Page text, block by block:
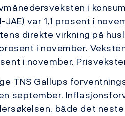
i
JAE) var 1,1 prosent i
direkte virkning på
i november.
i november.
TNS Gallups
september.
både det